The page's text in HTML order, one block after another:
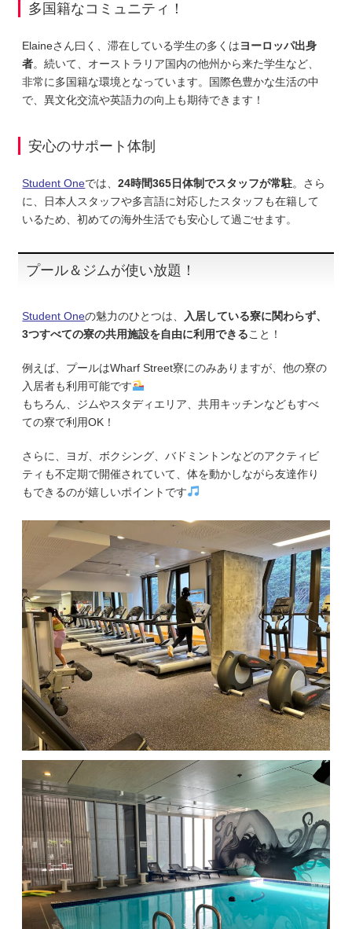
多国籍なコミュニティ！
Elaineさん曰く、滞在している学生の多くはヨーロッパ出身
者。続いて、オーストラリア国内の他州から来た学生など、
非常に多国籍な環境となっています。国際色豊かな生活の中
で、異文化交流や英語力の向上も期待できます！
安心のサポート体制
Student Oneでは、24時間365日体制でスタッフが常駐。さら
に、日本人スタッフや多言語に対応したスタッフも在籍して
いるため、初めての海外生活でも安心して過ごせます。
プール＆ジムが使い放題！
Student Oneの魅力のひとつは、
入居している寮に関わらず、
3つすべての寮の共用施設を自由に利用できること！
例えば、プールはWharf Street寮にのみありますが、他の寮の
入居者も利用可能です
もちろん、ジムやスタディエリア、共用キッチンなどもすべ
ての寮で利用OK！
さらに、ヨガ、ボクシング、バドミントンなどのアクティビ
ティも不定期で開催されていて、体を動かしながら友達作り
もできるのが嬉しいポイントです